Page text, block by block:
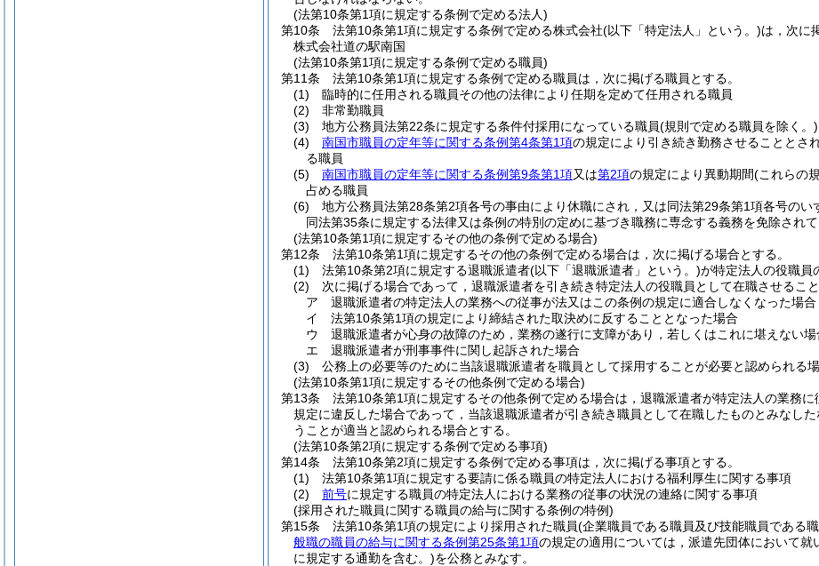
(法第10条第1項に規定する条例で定める法人)
第10条
法第10条第1項に規定する条例で定める株式会社(以下「特定法人」という。)は，次に
株式会社道の駅南国
(法第10条第1項に規定する条例で定める職員)
第11条
法第10条第1項に規定する条例で定める職員は，次に掲げる職員とする。
(1)
臨時的に任用される職員その他の法律により任期を定めて任用される職員
(2)
非常勤職員
(3)
地方公務員法第22条に規定する条件付採用になっている職員(規則で定める職員を除く。)
(4)
南国市職員の定年等に関する条例第4条第1項の規定により引き続き勤務させることとさ
る職員
(5)
南国市職員の定年等に関する条例第9条第1項又は第2項の規定により異動期間(これらの
占める職員
(6)
地方公務員法第28条第2項各号の事由により休職にされ，又は同法第29条第1項各号の
同法第35条に規定する法律又は条例の特別の定めに基づき職務に専念する義務を免除され
(法第10条第1項に規定するその他の条例で定める場合)
第12条
法第10条第1項に規定するその他の条例で定める場合は，次に掲げる場合とする。
(1)
法第10条第2項に規定する退職派遣者(以下「退職派遣者」という。)が特定法人の役職員
(2)
次に掲げる場合であって，退職派遣者を引き続き特定法人の役職員として在職させるこ
ア
退職派遣者の特定法人の業務への従事が法又はこの条例の規定に適合しなくなった場合
イ
法第10条第1項の規定により締結された取決めに反することとなった場合
ウ
退職派遣者が心身の故障のため，業務の遂行に支障があり，若しくはこれに堪えない
エ
退職派遣者が刑事事件に関し起訴された場合
(3)
公務上の必要等のために当該退職派遣者を職員として採用することが必要と認められる
(法第10条第1項に規定するその他条例で定める場合)
第13条
法第10条第1項に規定するその他条例で定める場合は，退職派遣者が特定法人の業務
規定に違反した場合であって，当該退職派遣者が引き続き職員として在職したものとみなし
うことが適当と認められる場合とする。
(法第10条第2項に規定する条例で定める事項)
第14条
法第10条第2項に規定する条例で定める事項は，次に掲げる事項とする。
(1)
法第10条第1項に規定する要請に係る職員の特定法人における福利厚生に関する事項
(2)
前号に規定する職員の特定法人における業務の従事の状況の連絡に関する事項
(採用された職員に関する職員の給与に関する条例の特例)
第15条
法第10条第1項の規定により採用された職員(企業職員である職員及び技能職員である
般職の職員の給与に関する条例第25条第1項の規定の適用については，派遣先団体において就
に規定する通勤を含む。)を公務とみなす。